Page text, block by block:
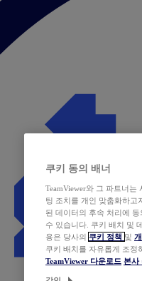
쿠키 동의 배너
TeamViewer와 그 파트너
팅 조치를 개인 맞춤화하고
된 데이터의 후속 처리에
수 있습니다. 쿠키 배치 및
용은 당사의 쿠키 정책 및
쿠키 배치를 자유롭게 조정
TeamViewer 다운로드 본사